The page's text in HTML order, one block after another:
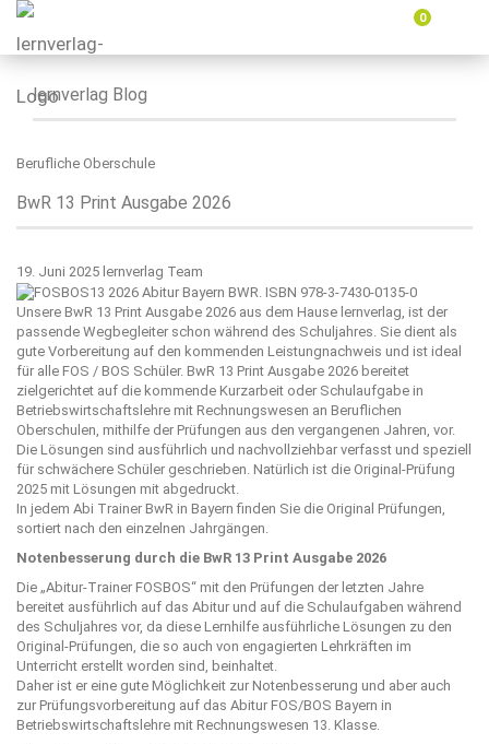
0
lernverlag Blog
Berufliche Oberschule
BwR 13 Print Ausgabe 2026
19. Juni 2025 lernverlag Team
Unsere BwR 13 Print Ausgabe 2026 aus dem Hause lernverlag , ist der
passende Wegbegleiter schon während des Schuljahres. Sie dient als
gute Vorbereitung auf den kommenden Leistungnachweis und ist ideal
für alle FOS / BOS Schüler. BwR 13 Print Ausgabe 2026 bereitet
zielgerichtet auf die kommende Kurzarbeit oder Schulaufgabe in
Betriebswirtschaftslehre mit Rechnungswesen an Beruflichen
Oberschulen, mithilfe der Prüfungen aus den vergangenen Jahren, vor.
Die Lösungen sind ausführlich und nachvollziehbar verfasst und speziell
für schwächere Schüler geschrieben. Natürlich ist die Original-Prüfung
2025 mit Lösungen mit abgedruckt.
In jedem Abi Trainer BwR in Bayern finden Sie die Original Prüfungen,
sortiert nach den einzelnen Jahrgängen.
Notenbesserung durch die BwR 13 Print Ausgabe 2026
Die „Abitur-Trainer FOSBOS“ mit den Prüfungen der letzten Jahre
bereitet ausführlich auf das Abitur und auf die Schulaufgaben während
des Schuljahres vor, da diese Lernhilfe ausführliche Lösungen zu den
Original-Prüfungen, die so auch von engagierten Lehrkräften im
Unterricht erstellt worden sind, beinhaltet.
Daher ist er eine gute Möglichkeit zur Notenbesserung und aber auch
zur Prüfungsvorbereitung auf das Abitur FOS/BOS Bayern in
Betriebswirtschaftslehre mit Rechnungswesen 13. Klasse.